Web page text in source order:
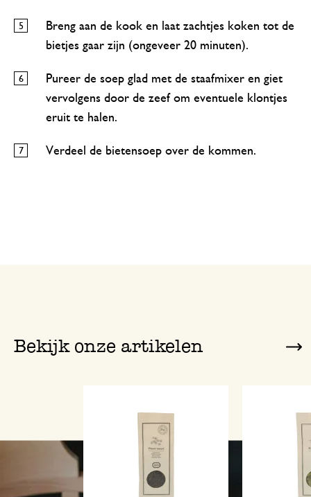
Breng aan de kook en laat zachtjes koken tot de
bietjes gaar zijn (ongeveer 20 minuten).
Pureer de soep glad met de staafmixer en giet
vervolgens door de zeef om eventuele klontjes
eruit te halen.
Verdeel de bietensoep over de kommen.
Bekijk onze artikelen